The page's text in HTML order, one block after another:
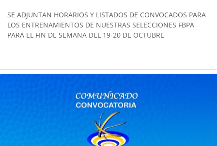
SE ADJUNTAN HORARIOS Y LISTADOS DE CONVOCADOS PARA
LOS ENTRENAMIENTOS DE NUESTRAS SELECCIONES FBPA
PARA EL FIN DE SEMANA DEL 19-20 DE OCTUBRE